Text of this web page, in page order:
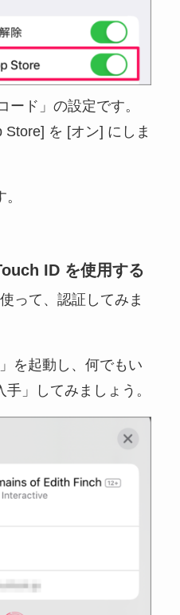
ード」の設定です。
Store] を [オン] にしま
ID を使用する
って、認証してみま
を起動し、何でもい
」してみましょう。